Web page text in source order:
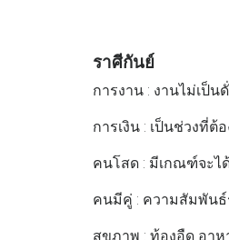
ราศีกันย์
การงาน : งานไม่เป็
การเงิน : เป็นช่วงที่
คนโสด : มีเกณฑ์จะไ
คนมีคู่ : ความสัมพัน
สุขภาพ : ท้องอืด อาห